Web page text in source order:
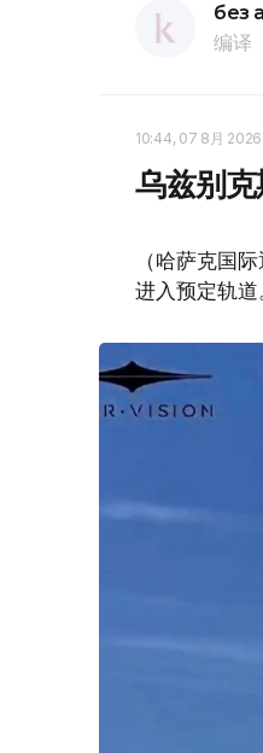
без
编译
10:44, 07 8月 2026
乌兹别
（哈萨克国
进入预定轨道